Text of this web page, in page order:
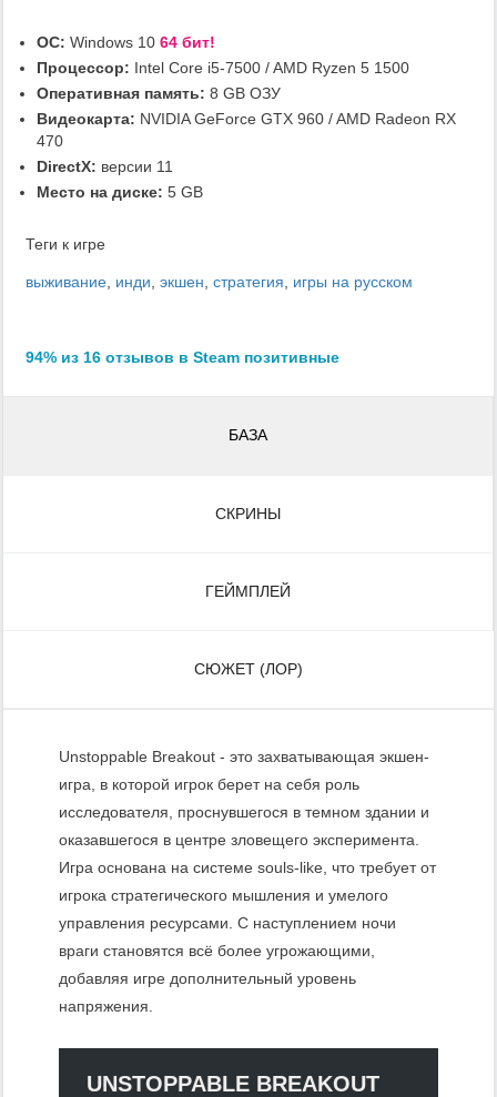
ОС: Windows 10 64 бит!
Процессор: Intel Core i5-7500 / AMD Ryzen 5 1500
Оперативная память: 8 GB ОЗУ
Видеокарта: NVIDIA GeForce GTX 960 / AMD Radeon RX
470
DirectX: версии 11
Место на диске: 5 GB
Теги к игре
выживание инди экшен стратегия игры на русском
94% из 16 отзывов в Steam позитивные
БАЗА
СКРИНЫ
ГЕЙМПЛЕЙ
СЮЖЕТ (ЛОР)
Unstoppable Breakout - это захватывающая экшен-
игра, в которой игрок берет на себя роль
исследователя, проснувшегося в темном здании и
оказавшегося в центре зловещего эксперимента.
Игра основана на системе souls-like, что требует от
игрока стратегического мышления и умелого
управления ресурсами. С наступлением ночи
враги становятся всё более угрожающими,
добавляя игре дополнительный уровень
напряжения.
UNSTOPPABLE BREAKOUT